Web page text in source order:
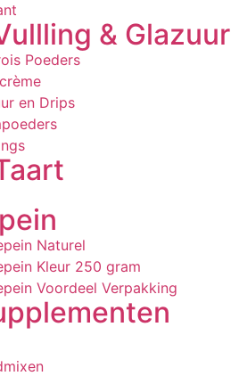
& Glazuur
Poeders
en Drips
Naturel
Kleur 250 gram
Voordeel Verpakking